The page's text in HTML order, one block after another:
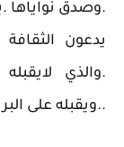
.وصدق نواياها
يدعون
.والذي
..ويقبله على